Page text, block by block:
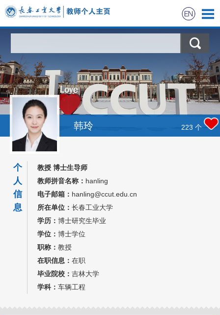
科学研究
教学研究
获奖信息
招生信息
学生信息
我的相册
教师博客
韩玲 223 个
个
人
信
息
教授 博士生导师
教师拼音名称： hanling
电子邮箱： hanling@ccut.edu.cn
所在单位： 长春工业大学
学历： 博士研究生毕业
学位： 博士学位
职称： 教授
在职信息： 在职
毕业院校： 吉林大学
学科： 车辆工程